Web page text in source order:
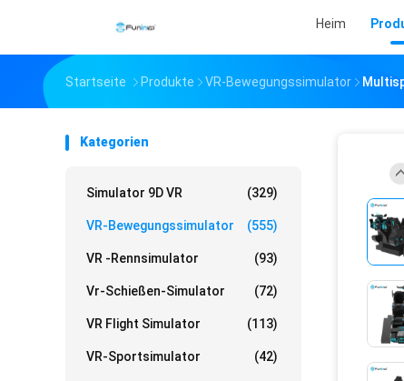
Heim
Startseite Produkte VR-Bewegungssimulator
Kategorien
Simulator 9D VR (329)
VR-Bewegungssimulator (555)
VR -Rennsimulator (93)
Vr-Schießen-Simulator (72)
VR Flight Simulator (113)
VR-Sportsimulator (42)